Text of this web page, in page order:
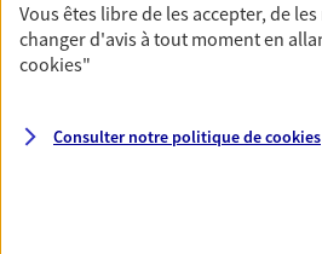
assurance multirisque
unique pour protéger vos
équipements et stocks… sans
Découvrir l'offre Multirisque
Vous êtes libre de les accepter, de
changer d'avis à tout moment en
cookies"
Consulter notre politique decookies